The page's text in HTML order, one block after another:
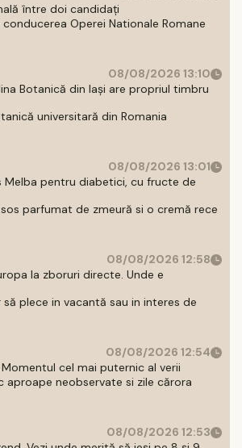
între doi candidați
Operei Nationale Romane
08/08/2026 13:10
Botanică din Iași are propriul timbru
universitară din Romania
08/08/2026 13:01
Melba pentru diabetici, cu fructe de
parfumat de zmeură si o cremă rece
08/08/2026 12:58
la zboruri directe. Unde e
plece in vacantă sau in interes de
08/08/2026 12:54
cel mai puternic al verii
aproape neobservate si zile cărora
08/08/2026 12:53